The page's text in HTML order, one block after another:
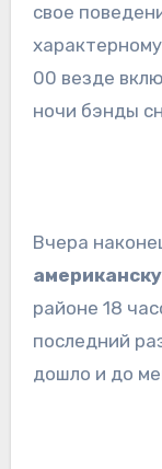
свое
00 везде
ночи бэнды
Вчера
районе 18
последний
дошло и до